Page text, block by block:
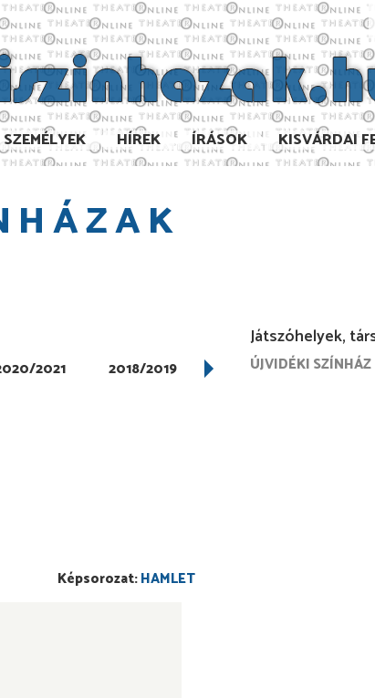
SZEMÉLYEK HÍREK ÍRÁSOK KISVÁRDAI
2021 2018/2019 2017/2018 2013/
HAMLET
Játszóhelyek,
ÚJVIDÉKI SZÍNHÁZ